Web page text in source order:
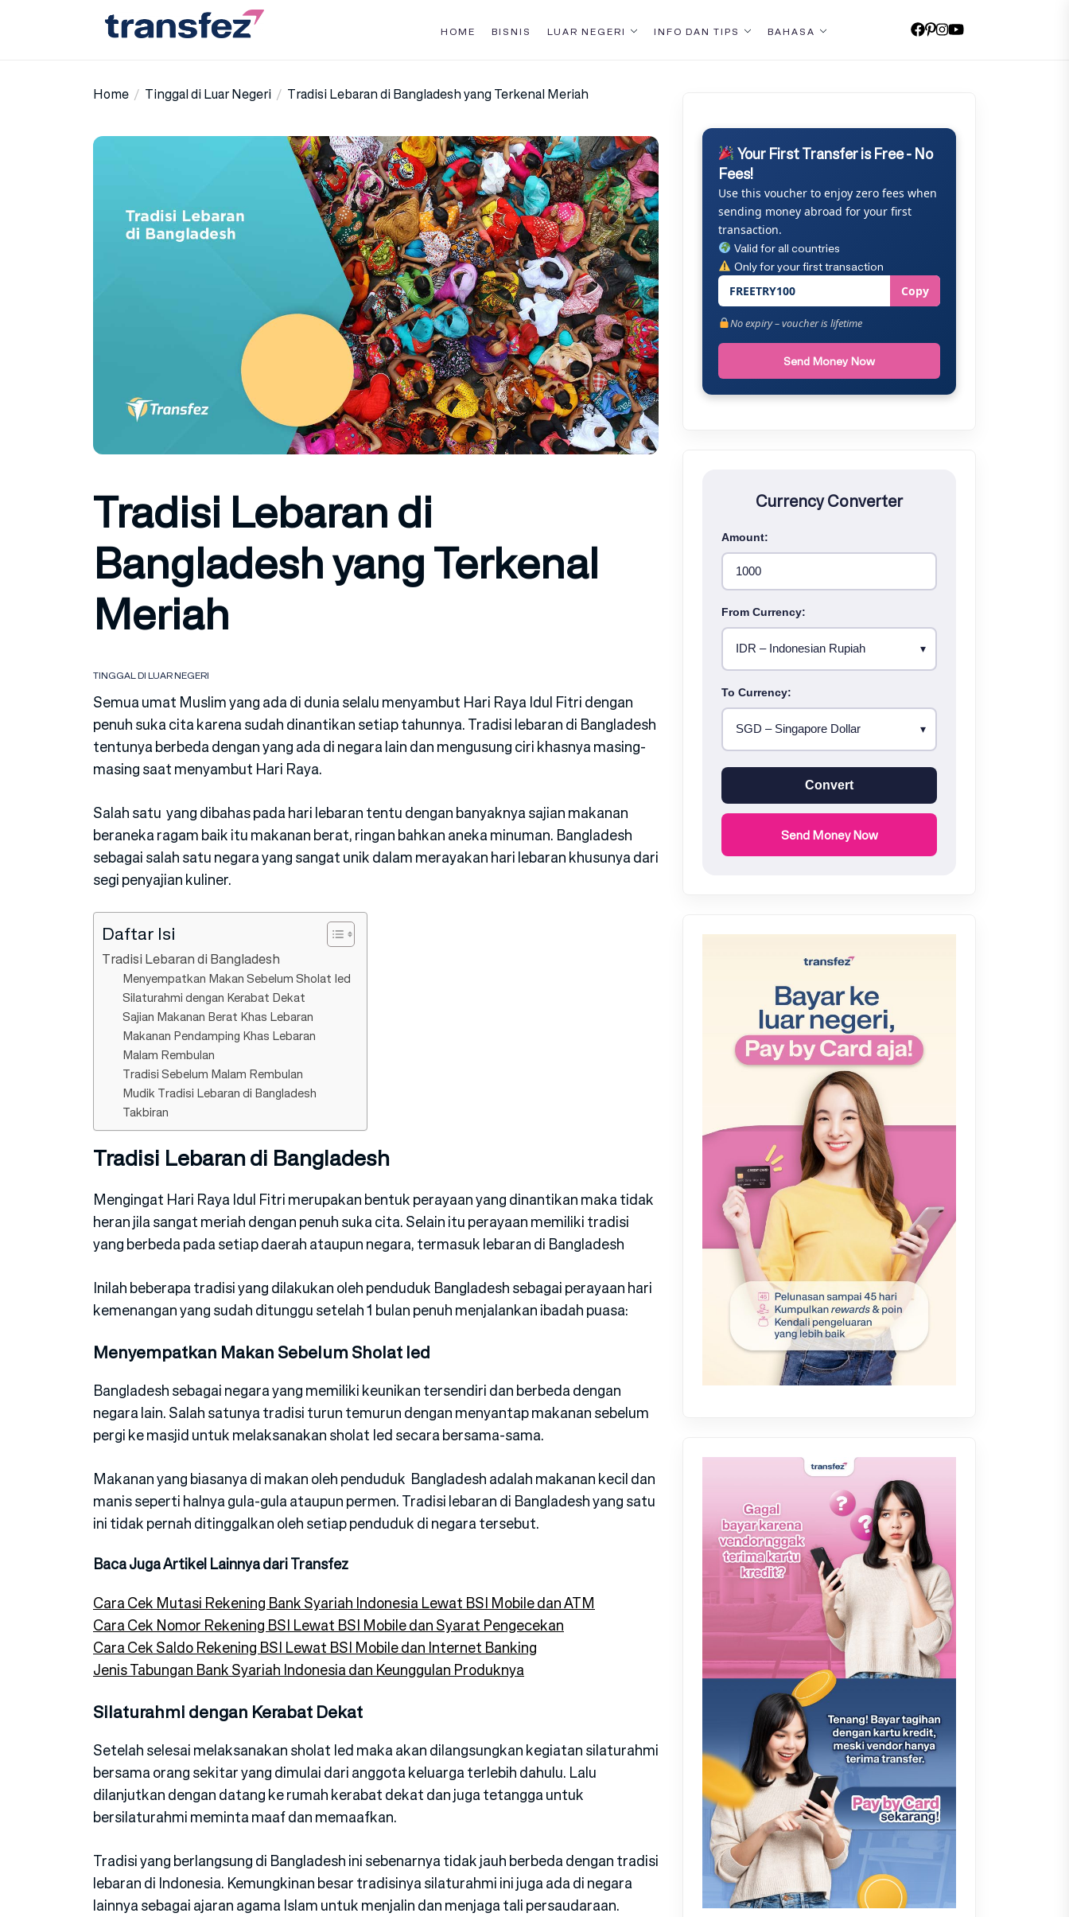
HOME BISNIS LUAR NEGERI INFO DAN TIPS BAHASA
Home Tinggal di Luar Negeri Tradisi Lebaran di Bangladesh yang Terkenal Meriah
Tradisi Lebaran di
Bangladesh yang Terkenal
Meriah
TINGGAL DI LUAR NEGERI
Semua umat Muslim yang ada di dunia selalu menyambut Hari Raya Idul Fitri dengan
penuh suka cita karena sudah dinantikan setiap tahunnya. Tradisi lebaran di Bangladesh
tentunya berbeda dengan yang ada di negara lain dan mengusung ciri khasnya masing-
masing saat menyambut Hari Raya.
Salah satu yang dibahas pada hari lebaran tentu dengan banyaknya sajian makanan
beraneka ragam baik itu makanan berat, ringan bahkan aneka minuman. Bangladesh
sebagai salah satu negara yang sangat unik dalam merayakan hari lebaran khusunya dari
segi penyajian kuliner.
Daftar Isi
Tradisi Lebaran di Bangladesh
Menyempatkan Makan Sebelum Sholat Ied
Silaturahmi dengan Kerabat Dekat
Sajian Makanan Berat Khas Lebaran
Makanan Pendamping Khas Lebaran
Malam Rembulan
Tradisi Sebelum Malam Rembulan
Mudik Tradisi Lebaran di Bangladesh
Takbiran
Tradisi Lebaran di Bangladesh
Mengingat Hari Raya Idul Fitri merupakan bentuk perayaan yang dinantikan maka tidak
heran jila sangat meriah dengan penuh suka cita. Selain itu perayaan memiliki tradisi
yang berbeda pada setiap daerah ataupun negara, termasuk lebaran di Bangladesh
Inilah beberapa tradisi yang dilakukan oleh penduduk Bangladesh sebagai perayaan hari
kemenangan yang sudah ditunggu setelah 1 bulan penuh menjalankan ibadah puasa:
Menyempatkan Makan Sebelum Sholat Ied
Bangladesh sebagai negara yang memiliki keunikan tersendiri dan berbeda dengan
negara lain. Salah satunya tradisi turun temurun dengan menyantap makanan sebelum
pergi ke masjid untuk melaksanakan sholat Ied secara bersama-sama.
Makanan yang biasanya di makan oleh penduduk Bangladesh adalah makanan kecil dan
manis seperti halnya gula-gula ataupun permen. Tradisi lebaran di Bangladesh yang satu
ini tidak pernah ditinggalkan oleh setiap penduduk di negara tersebut.
Baca Juga Artikel Lainnya dari Transfez
Cara Cek Mutasi Rekening Bank Syariah Indonesia Lewat BSI Mobile dan ATM
Cara Cek Nomor Rekening BSI Lewat BSI Mobile dan Syarat Pengecekan
Cara Cek Saldo Rekening BSI Lewat BSI Mobile dan Internet Banking
Jenis Tabungan Bank Syariah Indonesia dan Keunggulan Produknya
Silaturahmi dengan Kerabat Dekat
Setelah selesai melaksanakan sholat Ied maka akan dilangsungkan kegiatan silaturahmi
bersama orang sekitar yang dimulai dari anggota keluarga terlebih dahulu. Lalu
dilanjutkan dengan datang ke rumah kerabat dekat dan juga tetangga untuk
bersilaturahmi meminta maaf dan memaafkan.
Tradisi yang berlangsung di Bangladesh ini sebenarnya tidak jauh berbeda dengan tradisi
lebaran di Indonesia. Kemungkinan besar tradisinya silaturahmi ini juga ada di negara
lainnya sebagai ajaran agama Islam untuk menjalin dan menjaga tali persaudaraan.
Your First Transfer is Free - No
Fees!
Use this voucher to enjoy zero fees when
sending money abroad for your first
transaction.
Valid for all countries
Only for your first transaction
FREETRY100 Copy
No expiry – voucher is lifetime
Send Money Now
Currency Converter
Amount:
From Currency:
To Currency:
Convert
Send Money Now